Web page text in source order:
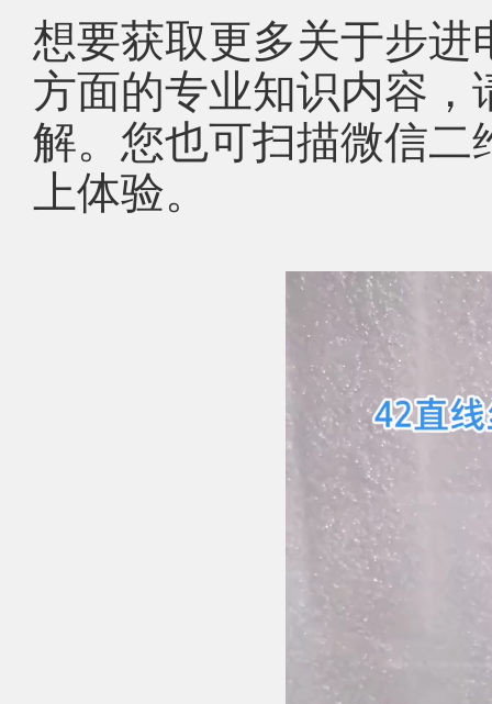
想要获取更多关于步
方面的专业知识内容
解。您也可扫描微信
上体验。